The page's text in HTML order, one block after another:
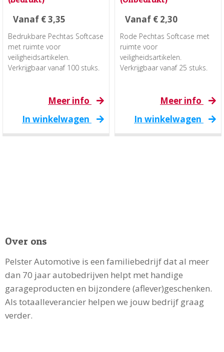
Vanaf €3,35
Meer info
In winkelwagen
Bedrukbare Pechtas Softcase
met ruimte voor
veiligheidsartikelen.
Verkrijgbaar vanaf 100 stuks.
Vanaf € 2,30
Meer info
In winkelwagen
Rode Pechtas Softcase met
ruimte voor
veiligheidsartikelen.
Verkrijgbaar vanaf 25 stuks.
Over ons
Pelster Automotive is een familiebedrijf dat al meer
dan 70 jaar autobedrijven helpt met handige
garageproducten en bijzondere (aflever)geschenken.
Als totaalleverancier helpen we jouw bedrijf graag
verder.